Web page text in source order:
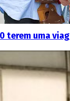
terem uma